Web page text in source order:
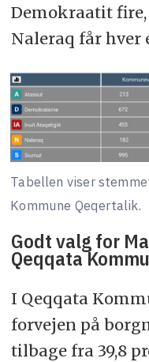
Demokraatit
Naleraq får hver
Tabellen viser
Kommune Qeqertalik.
Godt valg for
Qeqqata
I Qeqqata
forvejen på
tilbage fra 39,8